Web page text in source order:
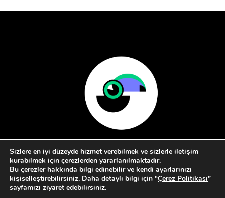
Hakkımızda Kullanım Koşulları
Sizlere en iyi düzeyde hizmet verebilmek ve sizlerle iletişim
kurabilmek için çerezlerden yararlanılmaktadır.
Bu çerezler hakkında bilgi edinebilir ve kendi ayarlarınızı
kişiselleştirebilirsiniz. Daha detaylı bilgi için “Çerez Politikası”
sayfamızı ziyaret edebilirsiniz.